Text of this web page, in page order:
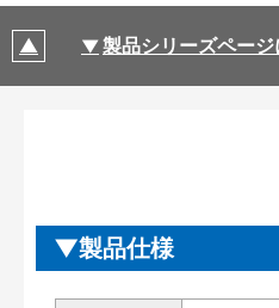
製品シリーズページ
製品仕様